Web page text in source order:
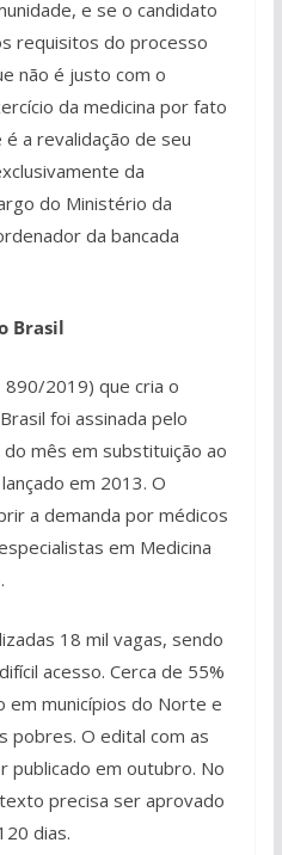
e se o candidato
requisitos do processo
não é justo com o
da medicina por fato
a revalidação de seu
da
do Ministério da
da bancada
Brasil
890/2019) que cria o
foi assinada pelo
mês em substituição ao
em 2013. O
a demanda por médicos
em Medicina
18 mil vagas, sendo
acesso. Cerca de 55%
em municípios do Norte e
pobres. O edital com as
publicado em outubro. No
precisa ser aprovado
dias.